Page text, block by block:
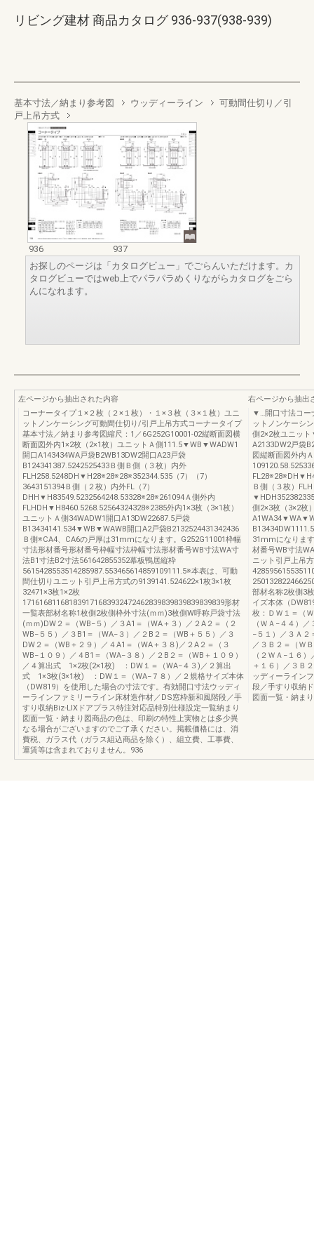
リビング建材 商品カタログ 936-937(938-939)
基本寸法／納まり参考図 ウッディーライン
可動間仕切り／引
戸上吊方式
936
937
お探しのページは「カタログビュー」でごらんいただけます。カ
タログビューではweb上でパラパラめくりながらカタログをごら
んになれます。
左ページから抽出された内容
コーナータイプ１×２枚（２×１枚）・１×３枚（３×１枚）ユニ
ットノンケーシング可動間仕切り/引戸上吊方式コーナータイプ
基本寸法／納まり参考図縮尺：1／6G252G10001-02縦断面図横
断面図外内1×2枚（2×1枚）ユニットＡ側111.5▼WB▼WADW1
開口A143434WA戸袋B2WB13DW2開口A23戸袋
B124341387.5242525433Ｂ側Ｂ側（３枚）内外
FLH258.5248DH▼H28※28※28※352344.535（7）（7）
3643151394Ｂ側（２枚）内外FL（7）
DHH▼H83549.5232564248.53328※28※261094Ａ側外内
FLHDH▼H8460.5268.52564324328※2385外内1×3枚（3×1枚）
ユニットＡ側34WADW1開口A13DW22687.5戸袋
B13434141.534▼WB▼WAWB開口A2戸袋B2132524431342436
Ｂ側※CA4、CA6の戸厚は31mmになります。G252G11001枠幅
寸法形材番号形材番号枠幅寸法枠幅寸法形材番号WB寸法WA寸
法B1寸法B2寸法561642855352幕板鴨居縦枠
5615428553514285987.553465614859109111.5※本表は、可動
間仕切りユニット引戸上吊方式の9139141.524622×1枚3×1枚
32471×3枚1×2枚
171616811681839171683932472462839839839839839839形材
一覧表部材名称1枚側2枚側枠外寸法(ｍｍ)3枚側W呼称戸袋寸法
(ｍｍ)DW２＝（WB−５）／３A1＝（WA＋３）／２A２＝（２
WB−５５）／３B1＝（WA−３）／２B２＝（WB＋５５）／３
DW２＝（WB＋２９）／４A1＝（WA＋３８)／２A２＝（３
WB−１０９）／４B1＝（WA−３８）／２B２＝（WB＋１０９）
／４算出式 1×2枚(2×1枚) ：DW１＝（WA−４３)／２算出
式 1×3枚(3×1枚) ：DW１＝（WA−７８）／２規格サイズ本体
（DW819）を使用した場合の寸法です。有効開口寸法ウッディ
ーラインファミリーライン床材造作材／DS窓枠新和風階段／手
すり収納Biz-LIXドアプラス特注対応品特別仕様設定一覧納まり
図面一覧・納まり図商品の色は、印刷の特性上実物とは多少異
なる場合がございますのでご了承ください。掲載価格には、消
費税、ガラス代（ガラス組込商品を除く）、組立費、工事費、
運賃等は含まれておりません。936
右ページから抽出
▼…開口寸法コー
ットノンケーシ
側2×2枚ユニッ
A2133DW2戸袋
図縦断面図外内
Ｂ側（３枚）
側2×3枚（3×2枚
31mmになりま
材番号WB寸法
ニット引戸上吊
部材名称2枚側3
イズ本体（
枚：ＤＷ１＝（
（ＷＡ−４４）
−５１）／３Ａ２
／３Ｂ２＝（Ｗ
（２ＷＡ−１６
＋１６）／３Ｂ
ッディーライン
段／手すり収納
図面一覧・納ま